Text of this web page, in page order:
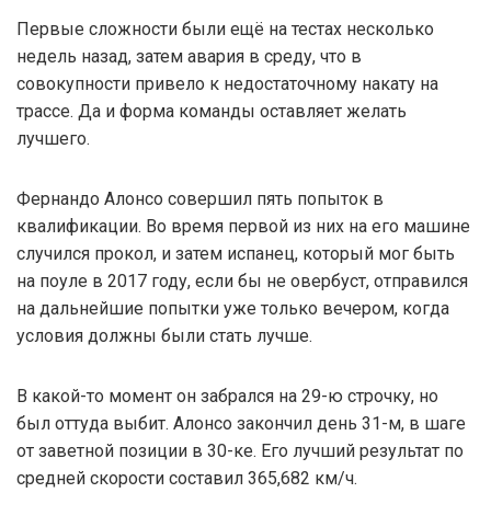
Первые сложности были ещё на тестах несколько
недель назад, затем авария в среду, что в
совокупности привело к недостаточному накату на
трассе. Да и форма команды оставляет желать
лучшего.
Фернандо Алонсо совершил пять попыток в
квалификации. Во время первой из них на его машине
случился прокол, и затем испанец, который мог быть
на поуле в 2017 году, если бы не овербуст, отправился
на дальнейшие попытки уже только вечером, когда
условия должны были стать лучше.
В какой-то момент он забрался на 29-ю строчку, но
был оттуда выбит. Алонсо закончил день 31-м, в шаге
от заветной позиции в 30-ке. Его лучший результат по
средней скорости составил 365,682 км/ч.